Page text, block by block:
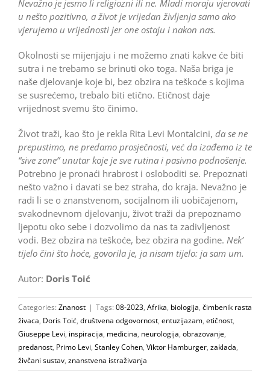
Nevažno je jesmo li religiozni ili ne. Mladi moraju vjerovati
u nešto pozitivno, a život je vrijedan življenja samo ako
vjerujemo u vrijednosti jer one ostaju i nakon nas.
Okolnosti se mijenjaju i ne možemo znati kakve će biti
sutra i ne trebamo se brinuti oko toga. Naša briga je
naše djelovanje koje bi, bez obzira na teškoće s kojima
se susrećemo, trebalo biti etično. Etičnost daje
vrijednost svemu što činimo.
Život traži, kao što je rekla Rita Levi Montalcini, da se ne
prepustimo, ne predamo prosječnosti, već da izađemo iz te
“sive zone” unutar koje je sve rutina i pasivno podnošenje.
Potrebno je pronaći hrabrost i osloboditi se. Prepoznati
nešto važno i davati se bez straha, do kraja. Nevažno je
radi li se o znanstvenom, socijalnom ili uobičajenom,
svakodnevnom djelovanju, život traži da prepoznamo
ljepotu oko sebe i dozvolimo da nas ta zadivljenost
vodi. Bez obzira na teškoće, bez obzira na godine. Nek’
tijelo čini što hoće, govorila je, ja nisam tijelo: ja sam um.
Autor: Doris Toić
Categories: Znanost | Tags: 08-2023, Afrika, biologija, čimbenik rasta
živaca, Doris Toić, društvena odgovornost, entuzijazam, etičnost,
Giuseppe Levi, inspiracija, medicina, neurologija, obrazovanje,
predanost, Primo Levi, Stanley Cohen, Viktor Hamburger, zaklada,
živčani sustav, znanstvena istraživanja